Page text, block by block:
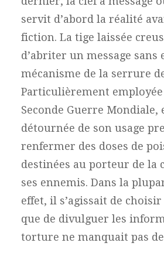
servit d’abord la réalité
fiction. La tige laissée
d’abriter un message sans
mécanisme de la serrure
Particulièrement
Seconde Guerre Mondiale,
détournée de son usage
renfermer des doses de
destinées au porteur de la
ses ennemis. Dans la
effet, il s’agissait de
que de divulguer les
torture ne manquait pas